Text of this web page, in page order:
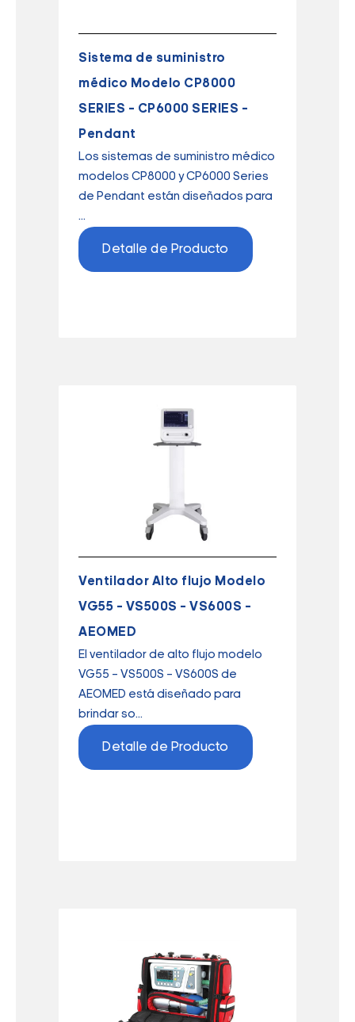
Sistema de suministro
médico Modelo CP8000
SERIES – CP6000 SERIES –
Pendant
Los sistemas de suministro médico
modelos CP8000 y CP6000 Series
de Pendant están diseñados para
...
Detalle de Producto
Ventilador Alto flujo Modelo
VG55 – VS500S – VS600S –
AEOMED
El ventilador de alto flujo modelo
VG55 – VS500S – VS600S de
AEOMED está diseñado para
brindar so...
Detalle de Producto